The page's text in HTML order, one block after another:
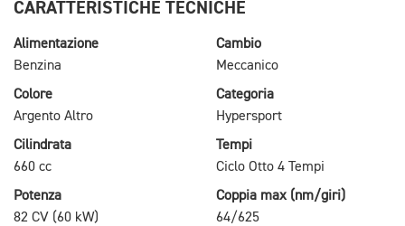
CARATTERISTICHE TECNICHE
Alimentazione
Benzina
Cambio
Meccanico
Colore
Argento Altro
Categoria
Hypersport
Cilindrata
660 cc
Tempi
Ciclo Otto 4 Tempi
Potenza
82 CV (60 kW)
Coppia max (nm/giri)
64/625